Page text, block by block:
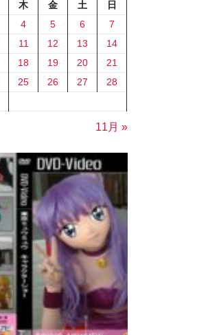
木 金 土
日
4 5 6
7
11 12 13
14
18 19 20
21
25 26 27
28
11月 »